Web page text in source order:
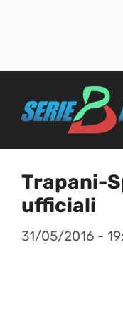
Trapani-
ufficiali
31/05/2016 -